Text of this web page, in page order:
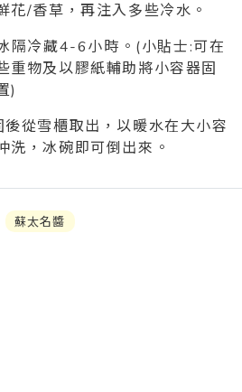
花/香草，再注入多些冷水。
隔冷藏4-6小時。(小貼士:可在
重物及以膠紙輔助將小容器固
)
從雪櫃取出，以暖水在大小容
洗，冰碗即可倒出來。
蘇太名醬